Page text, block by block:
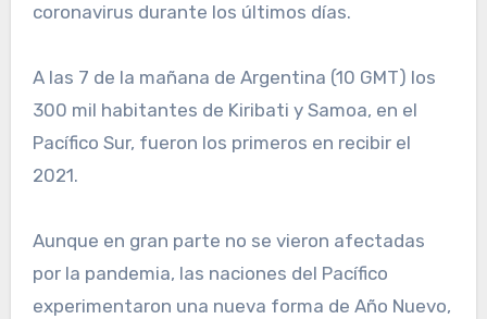
coronavirus durante los últimos días.
A las 7 de la mañana de Argentina (10 GMT) los
300 mil habitantes de Kiribati y Samoa, en el
Pacífico Sur, fueron los primeros en recibir el
2021.
Aunque en gran parte no se vieron afectadas
por la pandemia, las naciones del Pacífico
experimentaron una nueva forma de Año Nuevo,